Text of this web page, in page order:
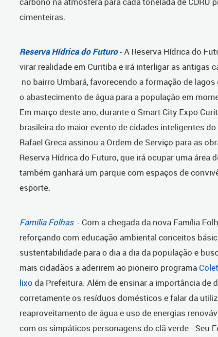
cimenteiras.
Reserva Hídrica do Futuro- A Reserva Hídrica do
virar realidade em Curitiba e irá interligar as antigas
no bairro Umbará, favorecendo a formação de
o abastecimento de água para a população em
Em março deste ano, durante o Smart City Expo
brasileira do maior evento de cidades inteligentes
Rafael Greca assinou a Ordem de Serviço para as
Reserva Hídrica do Futuro, que irá ocupar uma área
também ganhará um parque com espaços de
esporte.
Família Folhas - Com a chegada da nova Família
reforçando com educação ambiental conceitos
sustentabilidade para o dia a dia da população e
mais cidadãos a aderirem ao pioneiro programa
lixo da Prefeitura. Além de ensinar a importância de
corretamente os resíduos domésticos e falar da
reaproveitamento de água e uso de energias
com os simpáticos personagens do clã verde - Seu